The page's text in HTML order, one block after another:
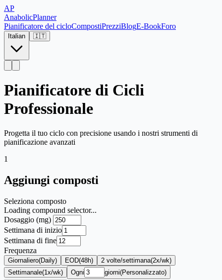
AP
AnabolicPlanner
Pianificatore del cicloCompostiPrezziBlogE-BookForo
Italian 🇮🇹
Pianificatore di Cicli
Professionale
Progetta il tuo ciclo con precisione usando i nostri strumenti di
pianificazione avanzati
1
Aggiungi composti
Seleziona composto
Loading compound selector...
Dosaggio (mg)
Settimana di inizio
Settimana di fine
Frequenza
Giornaliero(Daily) EOD(48h) 2 volte/settimana(2x/wk)
Settimanale(1x/wk) Ogni giorni(Personalizzato)